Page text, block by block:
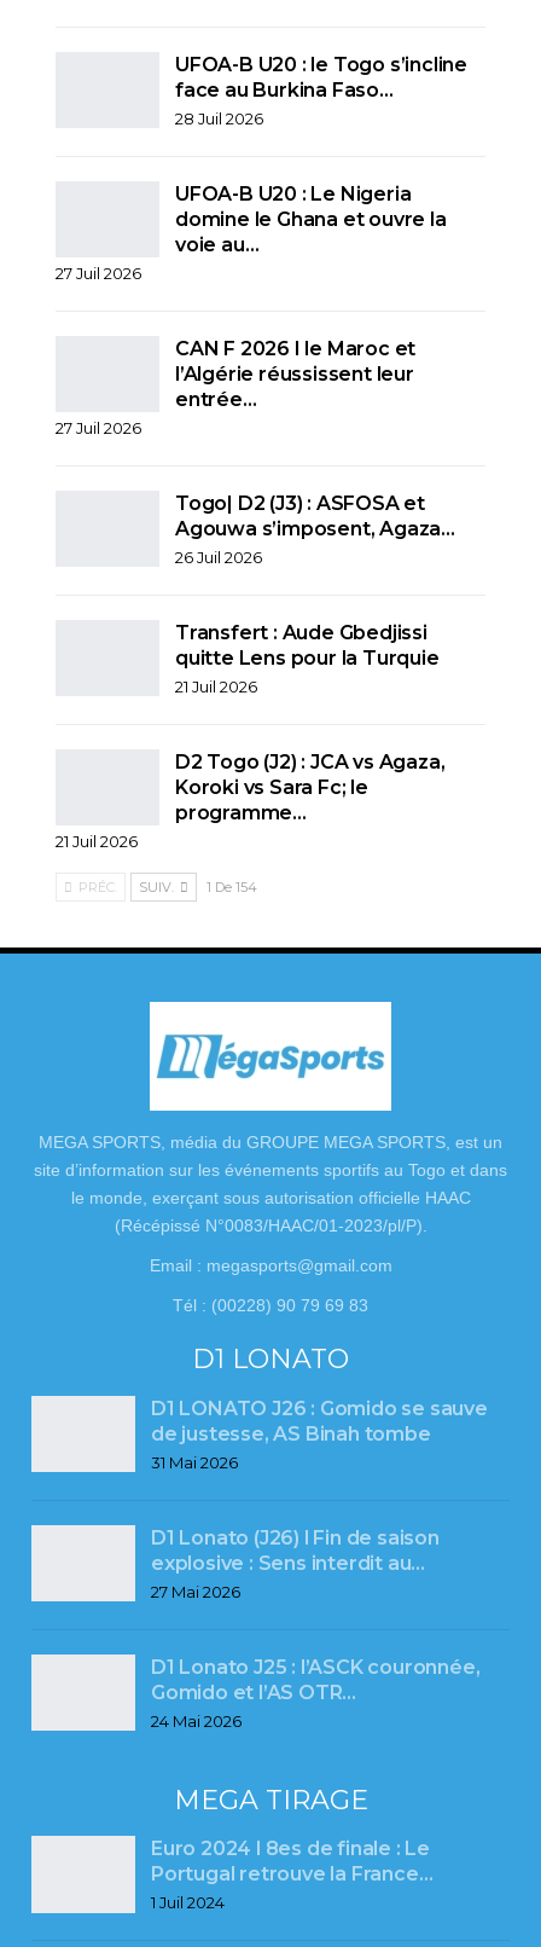
UFOA-B U20 : le Togo s’incline
face au Burkina Faso…
28 Juil 2026
UFOA-B U20 : Le Nigeria
domine le Ghana et ouvre la
voie au…
27 Juil 2026
CAN F 2026 I le Maroc et
l’Algérie réussissent leur
entrée…
27 Juil 2026
Togo| D2 (J3) : ASFOSA et
Agouwa s’imposent, Agaza…
26 Juil 2026
Transfert : Aude Gbedjissi
quitte Lens pour la Turquie
21 Juil 2026
D2 Togo (J2) : JCA vs Agaza,
Koroki vs Sara Fc; le
programme…
21 Juil 2026
PRÉC. SUIV. 1 De 154
MEGA SPORTS, média du GROUPE MEGA SPORTS, est un
site d’information sur les événements sportifs au Togo et dans
le monde, exerçant sous autorisation officielle HAAC
(Récépissé N°0083/HAAC/01-2023/pl/P).
Email : megasports@gmail.com
Tél : (00228) 90 79 69 83
D1 LONATO
D1 LONATO J26 : Gomido se sauve
de justesse, AS Binah tombe
31 Mai 2026
D1 Lonato (J26) l Fin de saison
explosive : Sens interdit au…
27 Mai 2026
D1 Lonato J25 : l’ASCK couronnée,
Gomido et l’AS OTR…
24 Mai 2026
MEGA TIRAGE
Euro 2024 l 8es de finale : Le
Portugal retrouve la France…
1 Juil 2024